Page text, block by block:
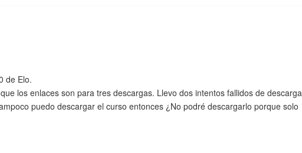
de Elo.
los enlaces son para tres descargas. Llevo dos intentos fallidos de descarga
puedo descargar el curso entonces ¿No podré descargarlo porque solo